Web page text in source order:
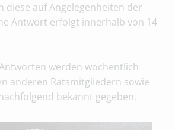
diese auf Angelegenheiten der
Antwort erfolgt innerhalb von 14
werden wöchentlich
anderen Ratsmitgliedern sowie
bekannt gegeben.